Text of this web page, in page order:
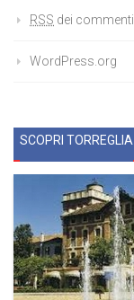
RSS dei commenti
WordPress.org
SCOPRI TORREGLIA